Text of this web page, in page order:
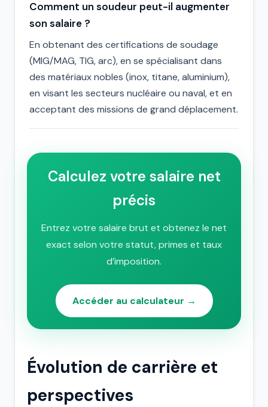
Comment un soudeur peut-il augmenter
son salaire ?
En obtenant des certifications de soudage
(MIG/MAG, TIG, arc), en se spécialisant dans
des matériaux nobles (inox, titane, aluminium),
en visant les secteurs nucléaire ou naval, et en
acceptant des missions de grand déplacement.
Calculez votre salaire net
précis
Entrez votre salaire brut et obtenez le net
exact selon votre statut, primes et taux
d’imposition.
Accéder au calculateur →
Évolution de carrière et
perspectives